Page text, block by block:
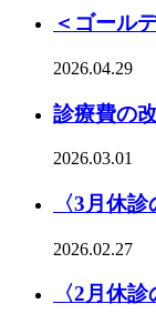
＜ゴール
2026.04.29
診療費の
2026.03.01
〈3月休診
2026.02.27
〈2月休診